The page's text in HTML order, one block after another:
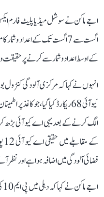
کے اوسط اعداد و شمار سے کرنے پر
انہوں نے کہا کہ مرکزی آلودگی کنٹرول
کیو آئی 68 ریکارڈ کیا گیا، جو
فضائی آلودگی میں اضافہ ہوا ہے اور